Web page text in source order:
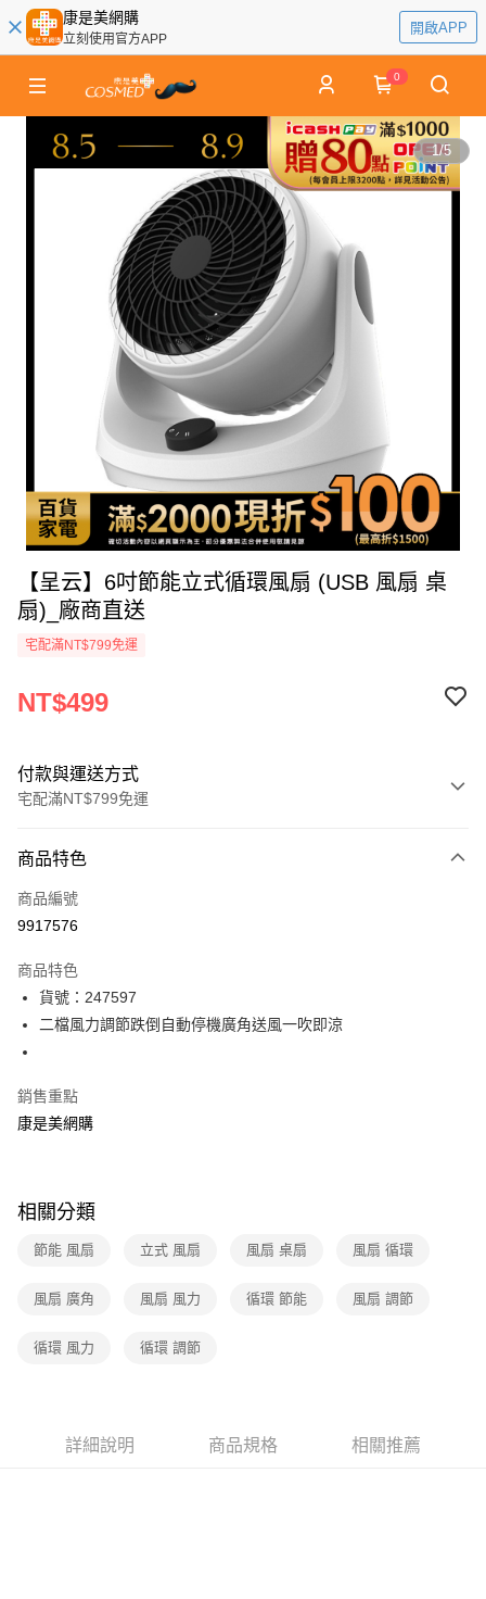
康是美網購
立刻使用官方APP
開啟APP
0
1/5
【呈云】6吋節能立式循環風扇 (USB 風扇 桌
扇)_廠商直送
宅配滿NT$799免運
NT$499
付款與運送方式
宅配滿NT$799免運
icash Pay
信用卡一次付款
LINE Pay
Apple Pay
悠遊付
運送方式
宅配-下單後3-5個工作天配送(不含預購品)，箱購品分箱出貨
商品特色
商品編號
9917576
商品特色
貨號：247597
二檔風力調節跌倒自動停機廣角送風一吹即涼
銷售重點
康是美網購
相關分類
節能 風扇 立式 風扇 風扇 桌扇 風扇 循環
風扇 廣角 風扇 風力 循環 節能 風扇 調節
循環 風力 循環 調節
詳細說明 商品規格 相關推薦